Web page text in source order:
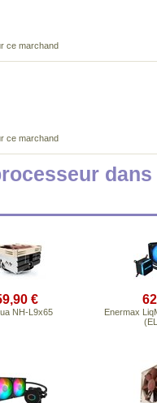
ce marchand
ce marchand
dans
€
NH-L9x65
Enermax